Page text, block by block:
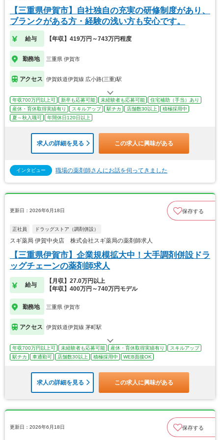
【三重県伊賀市】自社独自の充実の研修制度があり、
ブランクがある方・経験の浅い方も安心です。
給与 【年収】419万円～743万円程度
勤務地 三重県 伊賀市
アクセス 伊賀鉄道伊賀線 広小路(三重)駅
年収700万円以上可 新卒も応募可能 未経験者も応募可能
住宅補助（手当）あり
産休・育休取得実績有り
スキルアップ 駅チカ 店舗数30以上
積極採用中
夏～秋入職可
年間休日120日以上
求人の詳細を見る この求人に興味がある
インタビュー 職場の薬剤師さんにお話を伺ってきました
更新日：2026年6月18日 保存する
正社員 ドラッグストア（調剤併設）
スギ薬局 伊賀中央店 株式会社スギ薬局の薬剤師求人
【三重県伊賀市】企業規模拡大中！大手調剤併設ドラ
ッグチェーンの薬剤師求人
給与
【月収】27.0万円以上
【年収】400万円～740万円モデル
勤務地 三重県 伊賀市
アクセス 伊賀鉄道伊賀線 茅町駅
年収700万円以上可 未経験者も応募可能 産休・育休取得実績有り
スキルアップ
駅チカ
車通勤可 店舗数30以上 積極採用中 WEB面接OK
求人の詳細を見る この求人に興味がある
更新日：2026年6月18日 保存する